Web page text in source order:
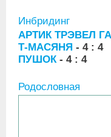
Инбридинг
АРТИК ТРЭВЕЛ
Т-МАСЯНЯ - 4 : 4
ПУШОК- 4 : 4
Родословная